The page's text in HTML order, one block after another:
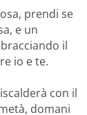
prendi se
e un
il
io e te.
con il
domani